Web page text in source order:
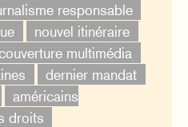
responsable
nouvel itinéraire
multimédia
dernier mandat
américains
droits